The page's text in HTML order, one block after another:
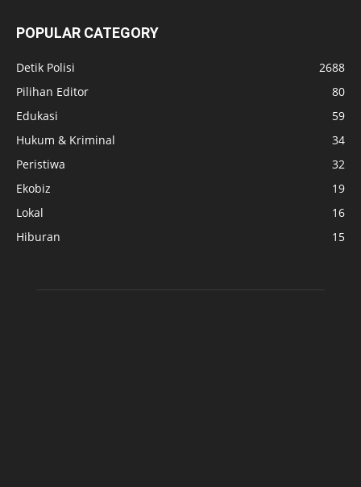
POPULAR CATEGORY
Detik Polisi
2688
Pilihan Editor
80
Edukasi
59
Hukum & Kriminal
34
Peristiwa
32
Ekobiz
19
Lokal
16
Hiburan
15